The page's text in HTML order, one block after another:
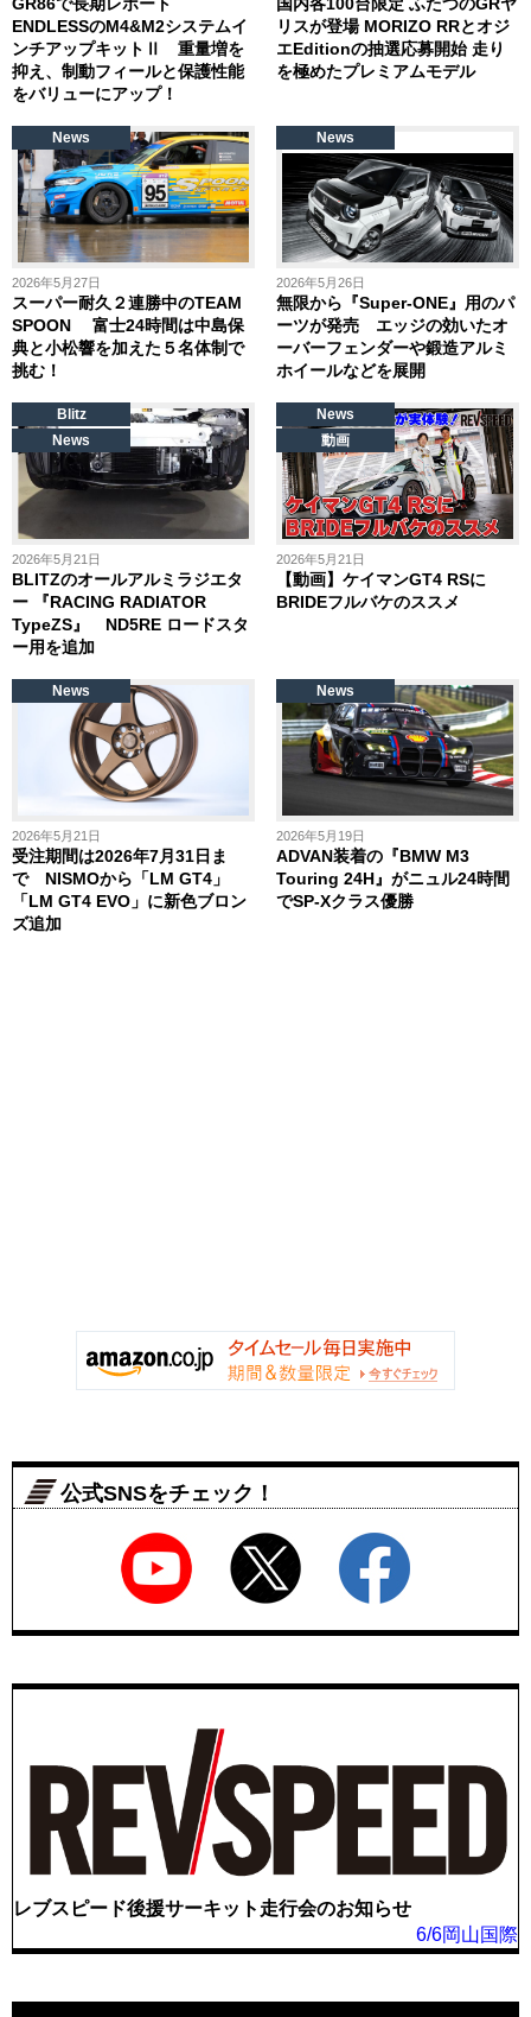
ENDLESSのM4&M2システムイ
ンチアップキットⅡ 重量増を
抑え、制動フィールと保護性能
をバリューにアップ！
リスが登場 MORIZO RRとオジ
エEditionの抽選応募開始 走り
を極めたプレミアムモデル
2026年5月27日
スーパー耐久２連勝中のTEAM
SPOON 富士24時間は中島保
典と小松響を加えた５名体制で
挑む！
News
2026年5月26日
無限から『Super-ONE』用のパ
ーツが発売 エッジの効いたオ
ーバーフェンダーや鍛造アルミ
ホイールなどを展開
News
2026年5月21日
BLITZのオールアルミラジエタ
ー 『RACING RADIATOR
TypeZS』 ND5RE ロードスタ
ー用を追加
Blitz
News
2026年5月21日
【動画】ケイマンGT4 RSに
BRIDEフルバケのススメ
News
動画
2026年5月21日
受注期間は2026年7月31日ま
で NISMOから「LM GT4」
「LM GT4 EVO」に新色ブロン
ズ追加
News
2026年5月19日
ADVAN装着の『BMW M3
Touring 24H』がニュル24時間
でSP-Xクラス優勝
News
公式SNSをチェック！
レブスピード後援サーキット走行会のお知らせ
6/6岡山国際